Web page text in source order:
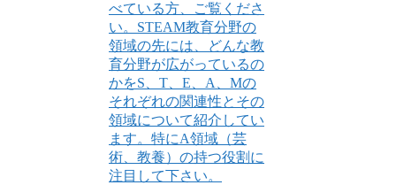
べている方、ご覧くださ
い。STEAM教育分野の
領域の先には、どんな教
育分野が広がっているの
かをS、T、E、A、Mの
それぞれの関連性とその
領域について紹介してい
ます。特にA領域（芸
術、教養）の持つ役割に
注目して下さい。